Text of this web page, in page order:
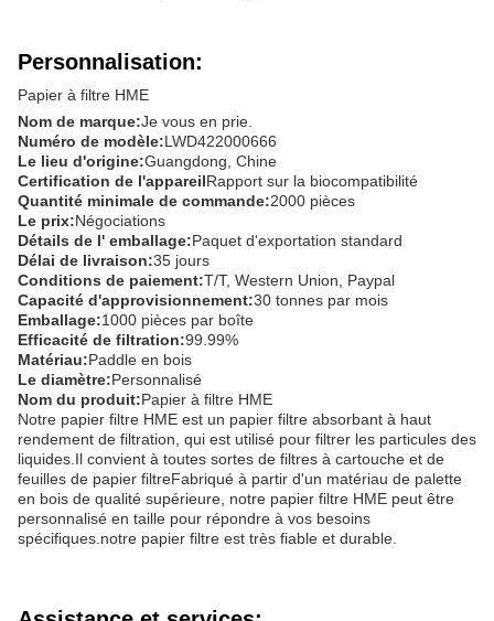
Personnalisation:
Papier à filtre HME
Nom de marque:Je vous en prie.
Numéro de modèle:LWD422000666
Le lieu d'origine:Guangdong, Chine
Certification de l'appareilRapport sur la biocompatibilité
Quantité minimale de commande:2000 pièces
Le prix:Négociations
Détails de l' emballage:Paquet d'exportation standard
Délai de livraison:35 jours
Conditions de paiement:T/T, Western Union, Paypal
Capacité d'approvisionnement:30 tonnes par mois
Emballage:1000 pièces par boîte
Efficacité de filtration:99.99%
Matériau:Paddle en bois
Le diamètre:Personnalisé
Nom du produit:Papier à filtre HME
Notre papier filtre HME est un papier filtre absorbant à haut
rendement de filtration, qui est utilisé pour filtrer les particules des
liquides.Il convient à toutes sortes de filtres à cartouche et de
feuilles de papier filtreFabriqué à partir d'un matériau de palette
en bois de qualité supérieure, notre papier filtre HME peut être
personnalisé en taille pour répondre à vos besoins
spécifiques.notre papier filtre est très fiable et durable.